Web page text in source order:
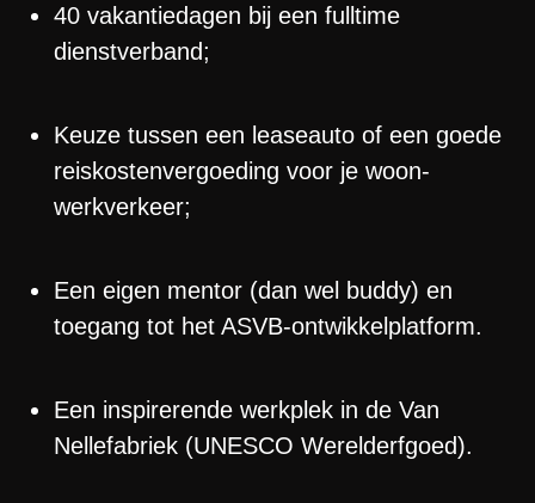
40 vakantiedagen bij een fulltime
dienstverband;
Keuze tussen een leaseauto of een goede
reiskostenvergoeding voor je woon-
werkverkeer;
Een eigen mentor (dan wel buddy) en
toegang tot het ASVB-ontwikkelplatform.
Een inspirerende werkplek in de Van
Nellefabriek (UNESCO Werelderfgoed).